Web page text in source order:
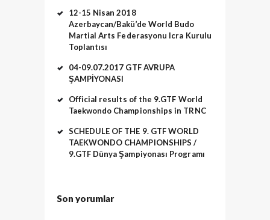
12-15 Nisan 2018
Azerbaycan/Bakü’de World Budo
Martial Arts Federasyonu Icra Kurulu
Toplantısı
04-09.07.2017 GTF AVRUPA
ŞAMPİYONASI
Official results of the 9.GTF World
Taekwondo Championships in TRNC
SCHEDULE OF THE 9. GTF WORLD
TAEKWONDO CHAMPIONSHIPS /
9.GTF Dünya Şampiyonası Programı
Son yorumlar